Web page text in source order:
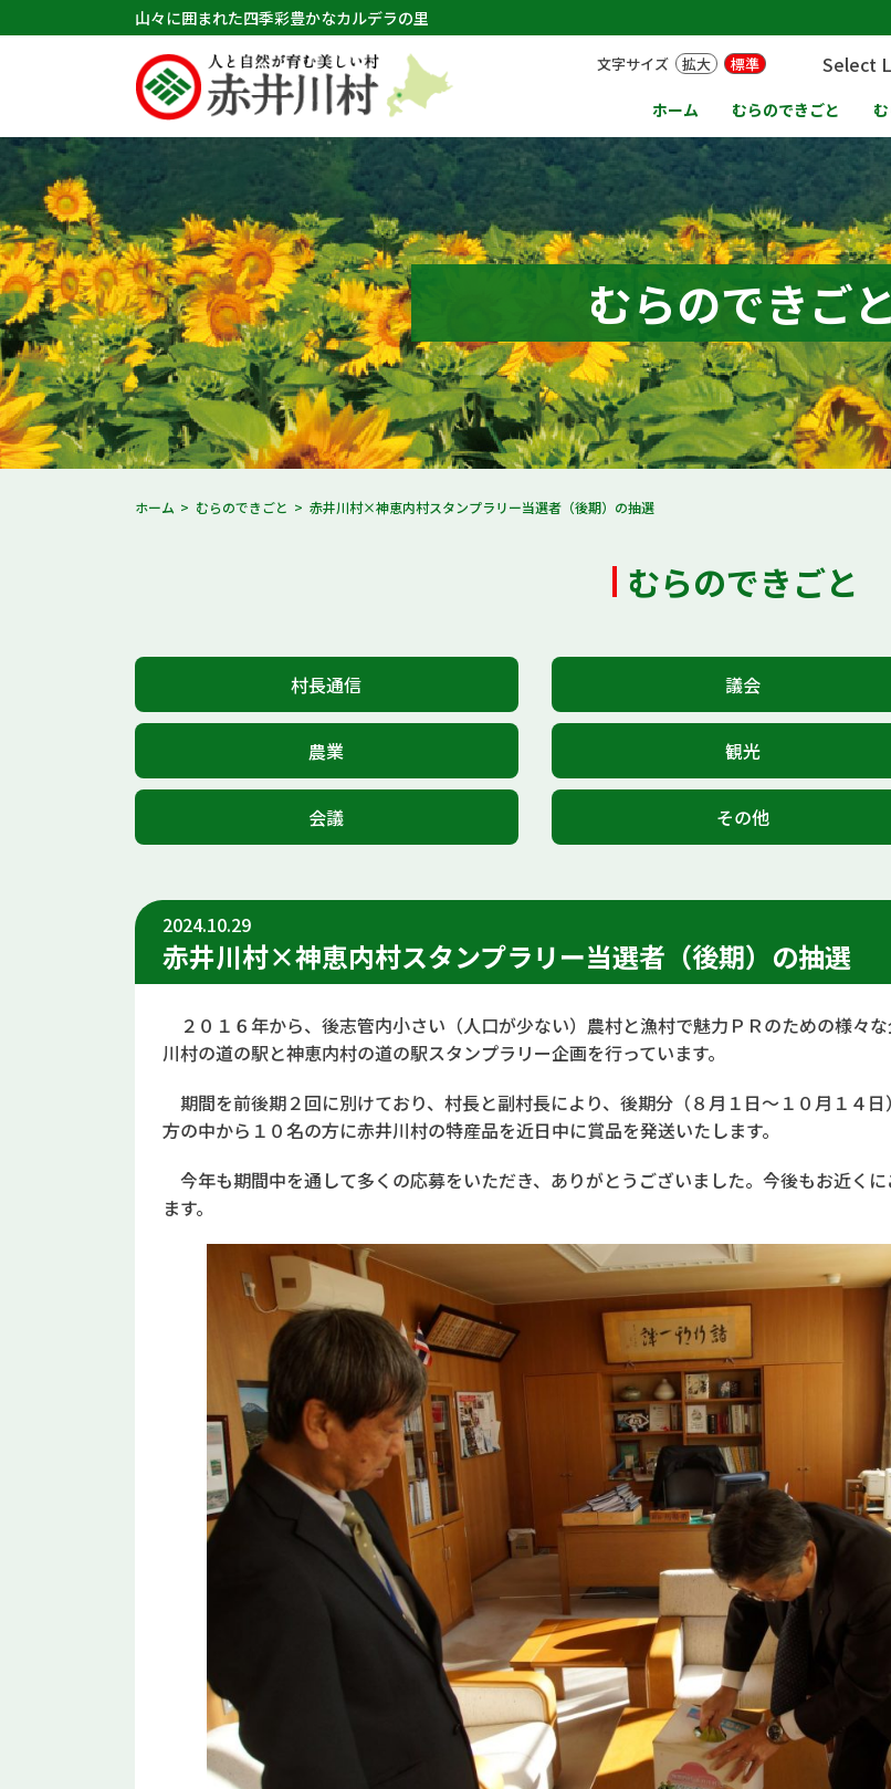
山々に囲まれた四季彩豊かなカルデラの里
ホーム むらのできごと
文字サイズ 拡大 標準 Select
むらのできごと
ホーム むらのできごと 赤井川村×神恵内村スタンプラリー当選者（後期）の抽選
むらのできごと
村長通信 議会
農業 観光
会議 その他
2024.10.29
赤井川村×神恵内村スタンプラリー当選者（後期）の抽選
２０１６年から、後志管内小さい（人口が少ない）農村と漁村で魅力ＰＲのための様々
川村の道の駅と神恵内村の道の駅スタンプラリー企画を行っています。
期間を前後期２回に別けており、村長と副村長により、後期分（８月１日～１０月１４
方の中から１０名の方に赤井川村の特産品を近日中に賞品を発送いたします。
今年も期間中を通して多くの応募をいただき、ありがとうございました。今後もお近く
ます。